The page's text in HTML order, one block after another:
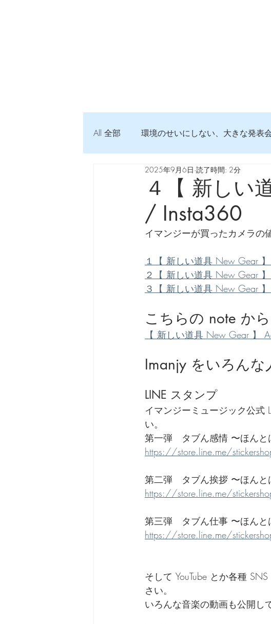
All 全部 環境のせいにしない、大きな発表
弦交換の記録 DTM 始める 知ってお
Imanjy Studio 使われているモノ
劇団 Avan 劇伴が出来るまでを追ったド
４【 新しい
/ Insta360
2025年9月6日 読了時間: 2分
イマンジーが買ったカメラの
１【 新しい道具 New Gear
２【 新しい道具 New Gear
３【 新しい道具 New Gear
こちらの note か
【 新しい道具 New Gear 】
Imanjy をいろんな
LINE スタンプ
イマンジーミュージック公式
い。
第一弾　タブん感情 〜ほん
https://store.line.me/
第二弾　タブん挨拶 〜ほん
https://store.line.me/
第三弾　タブん仕事 〜ほん
https://store.line.me/
そして YouTube とか各種
さい。
いろんな音楽の動画も公開し